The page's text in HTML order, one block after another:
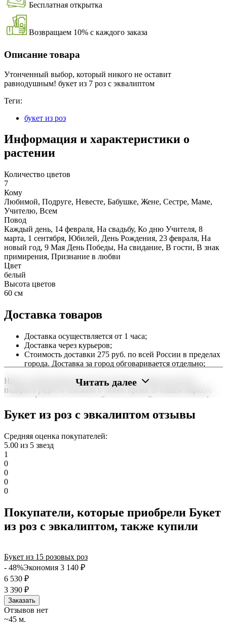
Бесплатная открытка
Возвращаем 10% с каждого заказа
Описание товара
Утонченный выбор, который никого не оставит
равнодушным! букет из 7 роз с эквалиптом
Теги:
букет из роз
Информация и характеристики о
растении
Количество цветов
7
Кому
Любимой, Подруге, Невесте, Бабушке, Жене, Сестре, Маме,
Учителю, Всем
Повод
Каждый день, 14 февраля, На свадьбу, Ко дню Учителя, 8
марта, 1 сентября, Юбилей, День Рождения, 23 февраля, На
новый год, 9 Мая День Победы, На свидание, В гости, В знак
примирения, Признание в любви
Цвет
белый
Высота цветов
60 см
Доставка товаров
Доставка осуществляется от 1 часа;
Доставка через курьеров;
Стоимость доставки 275 руб. по всей России в пределах
города. Доставка за город обговаривается отдельно;
Наша служба работает круглосуточно, чтобы вы могли
подарить радость близким в любое время. В нашем маркете
можно оформить заказ онлайн с доставкой на дом или в офис
минут или день в день в удобный интервал. Если вам важно
вручить подарок ко времени, наш сервис доставки обеспечит
точность до минуты. Выбирайте, где купить и сколько стоит
подходящий вариант — быстрая доставка работает для вас
сегодня и ежедневно 24 часа в сутки.
Читать далее
Букет из роз с эвкалиптом отзывы
Средняя оценка покупателей:
5.00 из 5 звезд
1
0
0
0
0
Покупатели, которые приобрели Букет
из роз с эвкалиптом, также купили
Букет из 15 розовых роз
- 48%Экономия 3 140 ₽
6 530 ₽
3 390 ₽
Заказать
Отзывов нет
~45 м.